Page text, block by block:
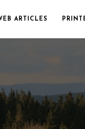
ARTICLES